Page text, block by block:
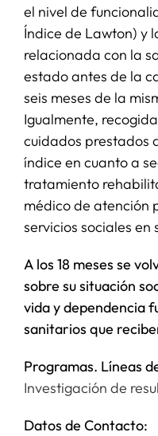
el nivel de
Índice de Lawton) y
relacionada con la
estado antes de la
seis meses de la
Igualmente,
cuidados prestados
índice en cuanto a
tratamiento
médico de atención
servicios sociales en
A los 18 meses se
sobre su situación
vida y dependencia
sanitarios que
Programas. Líneas
Investigación de
Datos de Contacto: